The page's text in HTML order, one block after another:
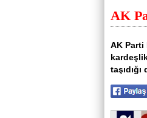
AK
AK Parti